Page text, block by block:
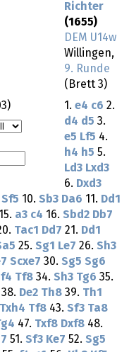
)
Richter
(1655)
DEM U14w
Willingen,
9. Runde
(Brett 3)
1. e4 c6 2.
d4 d5 3.
e5 Lf5 4.
h4 h5 5.
Ld3 Lxd3
6. Dxd3
Sf5 10. Sb3 Da6 11. Dd1
15. a3 c4 16. Sbd2 Db7
Tac1 Dd7 21. Dd1
25. Sg1 Le7 26. Sh3
Scxe7 30. Sg5 Sg6
Tf8 34. Sh3 Tg6 35.
38. De2 Th8 39. Th1
Txh4 Tf8 43. Sf3 Ta8
47. Txf8 Dxf8 48.
51. Sf3 Ke7 52. Sg5